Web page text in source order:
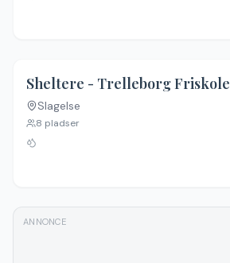
Sheltere - Trelleborg Friskole
Slagelse
8 pladser
ANNONCE